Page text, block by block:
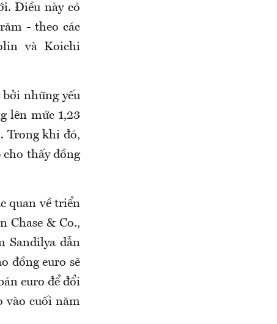
Điều này có
- theo các
và Koichi
bởi những yếu
lên mức 1,23
Trong khi đó,
thấy đồng
quan về triển
Chase & Co.,
Sandilya dẫn
đồng euro sẽ
euro để đổi
vào cuối năm